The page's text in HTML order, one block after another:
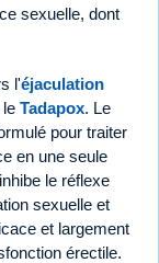
sexuelle, dont
l'éjaculation
Tadapox. Le
pour traiter
en une seule
le réflexe
sexuelle et
et largement
érectile.